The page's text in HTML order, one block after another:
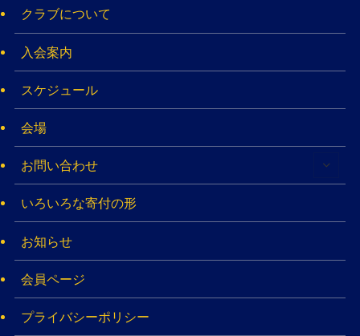
クラブについて
入会案内
スケジュール
会場
お問い合わせ
いろいろな寄付の形
お知らせ
会員ページ
プライバシーポリシー